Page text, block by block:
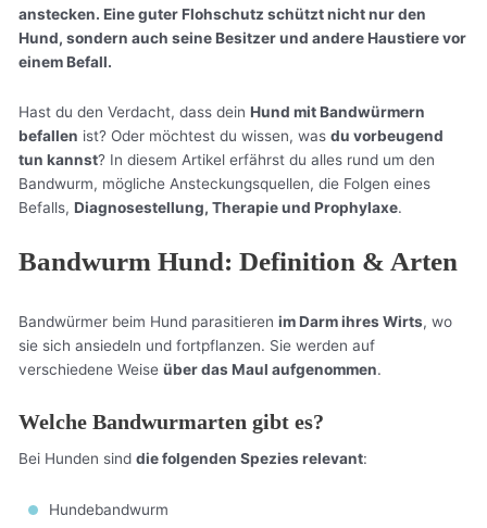
anstecken. Eine guter Flohschutz schützt nicht nur den
Hund, sondern auch seine Besitzer und andere Haustiere vor
einem Befall.
Hast du den Verdacht, dass deinHund mit Bandwürmern
befallen ist? Oder möchtest du wissen, wasdu vorbeugend
tun kannst? In diesem Artikel erfährst du alles rund um den
Bandwurm, mögliche Ansteckungsquellen, die Folgen eines
Befalls,Diagnosestellung, Therapie und Prophylaxe.
Bandwurm Hund: Definition & Arten
Bandwürmer beim Hund parasitierenim Darm ihres Wirts, wo
sie sich ansiedeln und fortpflanzen. Sie werden auf
verschiedene Weiseüber das Maul aufgenommen.
Welche Bandwurmarten gibt es?
Bei Hunden sinddie folgenden Spezies relevant:
Hundebandwurm